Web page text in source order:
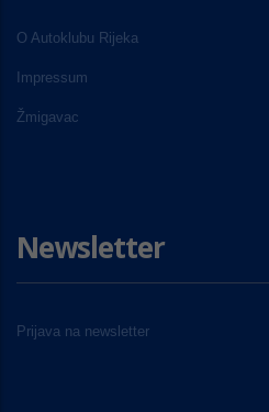
O Autoklubu Rijeka
Impressum
Žmigavac
Newsletter
Prijava na newsletter